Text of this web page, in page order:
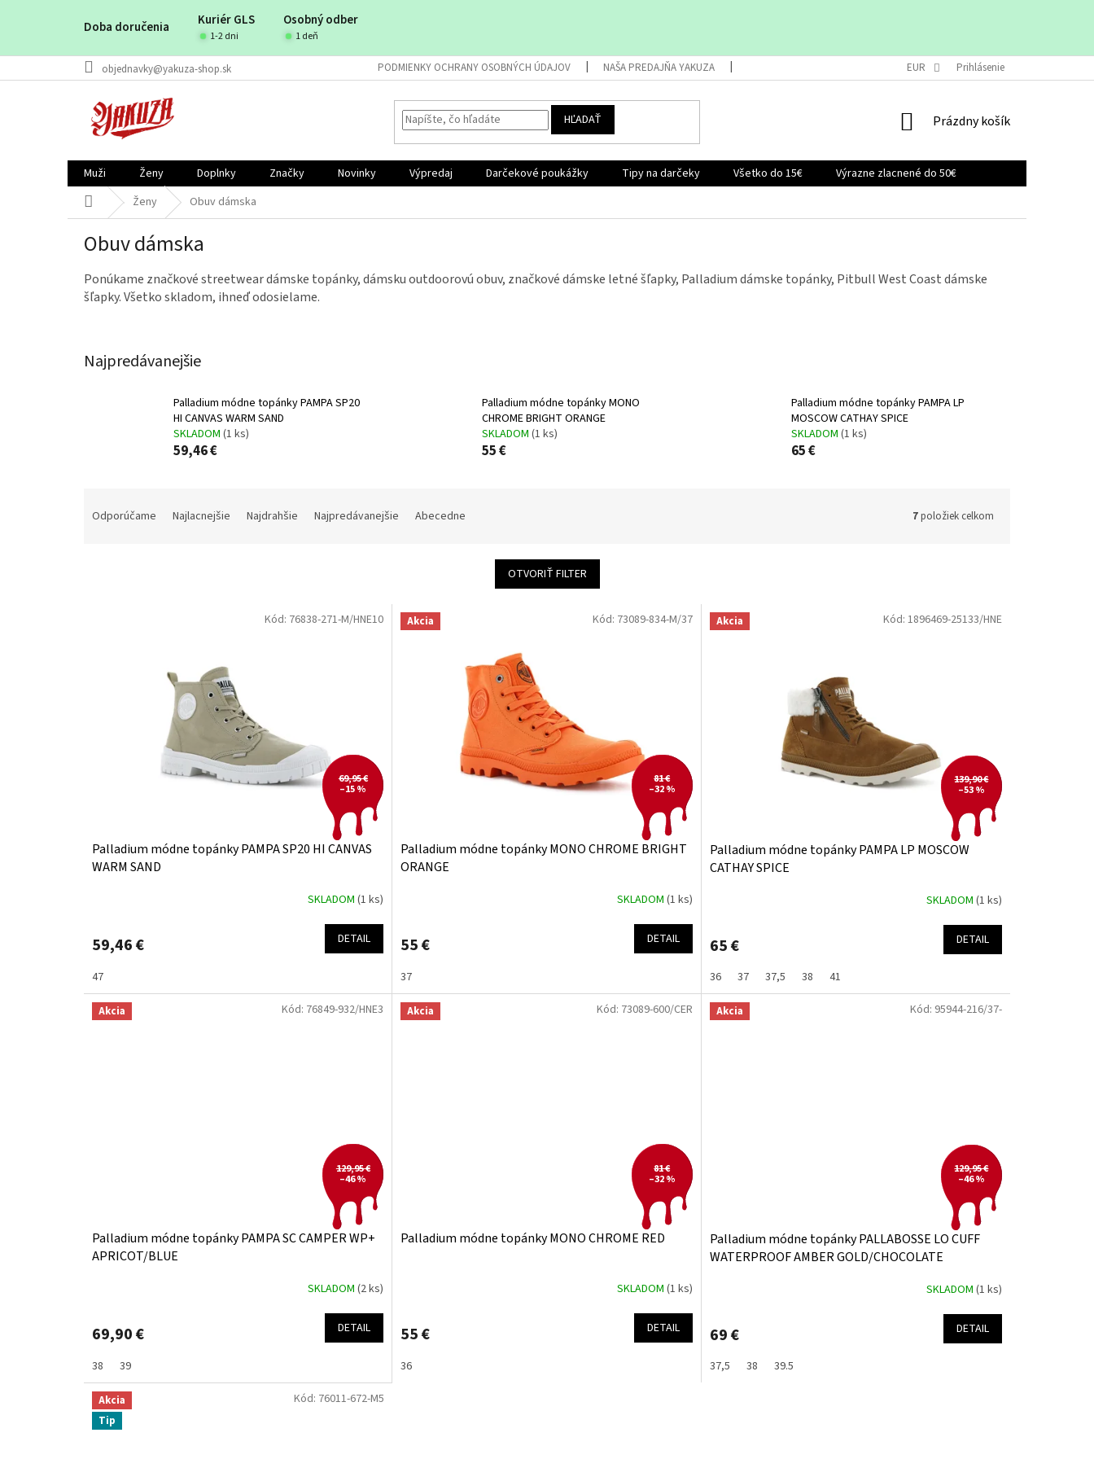
Doba doručenia Kuriér GLS Osobný odber
1-2 dni 1 deň
objednavky@yakuza-shop.sk PODMIENKY OCHRANY OSOBNÝCH ÚDAJOV NAŠA PREDAJŇA YAKUZA OBCHODNÉ PODMIENKY
EUR Prihlásenie
HĽADAŤ
NÁKUPNÝ
Prázdny košík
Muži Ženy Doplnky Značky Novinky Výpredaj Darčekové poukážky Tipy na darčeky Všetko do 15€
Výrazne zlacnené do 50€
Domov Ženy Obuv dámska
Obuv dámska
​Ponúkame značkové streetwear dámske topánky, dámsku outdoorovú obuv, značkové dámske letné šľapky, Palladium dámske topánky, Pitbull West Coast dámske
šľapky. Všetko skladom, ihneď odosielame.
Najpredávanejšie
Palladium módne topánky PAMPA SP20
HI CANVAS WARM SAND
SKLADOM (1 ks)
59,46 €
Palladium módne topánky MONO
CHROME BRIGHT ORANGE
SKLADOM(1 ks)
55 €
Palladium módne topánky PAMPA LP
MOSCOW CATHAY SPICE
SKLADOM (1 ks)
65 €
Odporúčame Najlacnejšie Najdrahšie Najpredávanejšie Abecedne 7položiek celkom
OTVORIŤ FILTER
69,95 €
–15 %
Palladium módne topánky PAMPA SP20 HI CANVAS
WARM SAND
SKLADOM(1 ks)
59,46 € DETAIL
47
Kód: 76838-271-M/HNE10 Akcia
81 €
–32 %
Palladium módne topánky MONO CHROME BRIGHT
ORANGE
SKLADOM (1 ks)
55 € DETAIL
37
Kód: 73089-834-M/37 Akcia
139,90 €
–53 %
Palladium módne topánky PAMPA LP MOSCOW
CATHAY SPICE
SKLADOM (1 ks)
65 € DETAIL
36 37 37,5 38 41
Kód: 1896469-25133/HNE
Akcia
129,95 €
–46 %
Palladium módne topánky PAMPA SC CAMPER WP+
APRICOT/BLUE
SKLADOM(2 ks)
69,90 € DETAIL
38 39
Kód: 76849-932/HNE3 Akcia
81 €
–32 %
Palladium módne topánky MONO CHROME RED
SKLADOM (1 ks)
55 € DETAIL
36
Kód: 73089-600/CER Akcia
129,95 €
–46 %
Palladium módne topánky PALLABOSSE LO CUFF
WATERPROOF AMBER GOLD/CHOCOLATE
SKLADOM (1 ks)
69 € DETAIL
37,5 38 39.5
Kód: 95944-216/37-
Akcia
Tip
Kód: 76011-672-M5